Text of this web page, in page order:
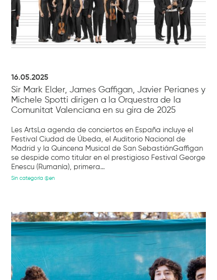
16.05.2025
Sir Mark Elder, James Gaffigan, Javier Perianes y
Michele Spotti dirigen a la Orquestra de la
Comunitat Valenciana en su gira de 2025
Les ArtsLa agenda de conciertos en España incluye el
Festival Ciudad de Úbeda, el Auditorio Nacional de
Madrid y la Quincena Musical de San SebastiánGaffigan
se despide como titular en el prestigioso Festival George
Enescu (Rumanía), primera...
Sin categoría @en